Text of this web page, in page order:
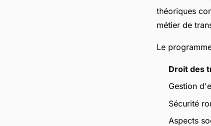
théoriques
métier de
Le
Droit des
Gestion
Sécurité
Aspects